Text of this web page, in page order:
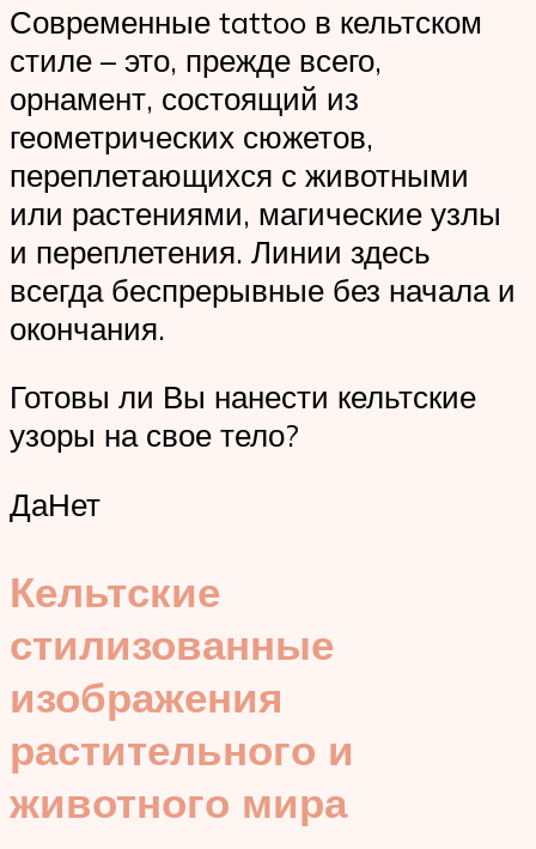
Современные tattoo в кельтском
стиле – это, прежде всего,
орнамент, состоящий из
геометрических сюжетов,
переплетающихся с животными
или растениями, магические узлы
и переплетения. Линии здесь
всегда беспрерывные без начала и
окончания.
Готовы ли Вы нанести кельтские
узоры на свое тело?
ДаНет
Кельтские
стилизованные
изображения
растительного и
животного мира